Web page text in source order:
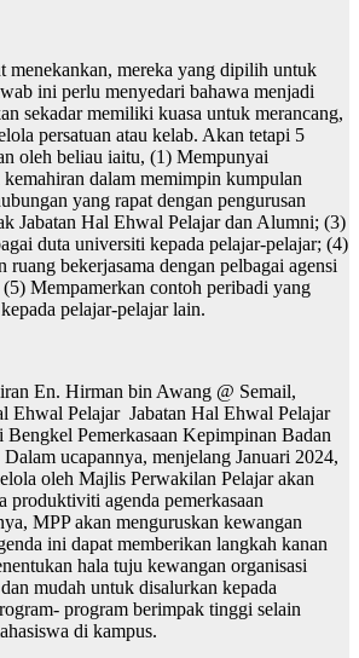
menekankan, mereka yang dipilih untuk
ini perlu menyedari bahawa menjadi
sekadar memiliki kuasa untuk merancang,
persatuan atau kelab. Akan tetapi 5
oleh beliau iaitu, (1) Mempunyai
dalam memimpin kumpulan
yang rapat dengan pengurusan
Jabatan Hal Ehwal Pelajar dan Alumni; (3)
duta universiti kepada pelajar-pelajar; (4)
ruang bekerjasama dengan pelbagai agensi
Mempamerkan contoh peribadi yang
pelajar-pelajar lain.
En. Hirman bin Awang @ Semail,
Ehwal Pelajar Jabatan Hal Ehwal Pelajar
Pemerkasaan Kepimpinan Badan
ucapannya, menjelang Januari 2024,
oleh Majlis Perwakilan Pelajar akan
produktiviti agenda pemerkasaan
MPP akan menguruskan kewangan
ini dapat memberikan langkah kanan
hala tuju kewangan organisasi
mudah untuk disalurkan kepada
program berimpak tinggi selain
di kampus.